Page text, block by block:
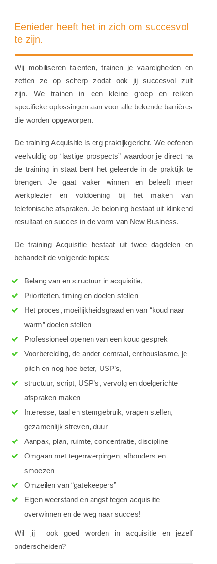
Eenieder heeft het in zich om succesvol
te zijn.
Wij mobiliseren talenten, trainen je vaardigheden en
zetten ze op scherp zodat ook jij succesvol zult
zijn. We trainen in een kleine groep en reiken
specifieke oplossingen aan voor alle bekende barrières
die worden opgeworpen.
De training Acquisitie is erg praktijkgericht. We oefenen
veelvuldig op “lastige prospects” waardoor je direct na
de training in staat bent het geleerde in de praktijk te
brengen. Je gaat vaker winnen en beleeft meer
werkplezier en voldoening bij het maken van
telefonische afspraken. Je beloning bestaat uit klinkend
resultaat en succes in de vorm van New Business.
De training Acquisitie bestaat uit twee dagdelen en
behandelt de volgende topics:
Belang van en structuur in acquisitie,
Prioriteiten, timing en doelen stellen
Het proces, moeilijkheidsgraad en van “koud naar
warm” doelen stellen
Professioneel openen van een koud gesprek
Voorbereiding, de ander centraal, enthousiasme, je
pitch en nog hoe beter, USP’s,
structuur, script, USP’s, vervolg en doelgerichte
afspraken maken
Interesse, taal en stemgebruik, vragen stellen,
gezamenlijk streven, duur
Aanpak, plan, ruimte, concentratie, discipline
Omgaan met tegenwerpingen, afhouders en
smoezen
Omzeilen van “gatekeepers”
Eigen weerstand en angst tegen acquisitie
overwinnen en de weg naar succes!
Wil jij ook goed worden in acquisitie en jezelf
onderscheiden?